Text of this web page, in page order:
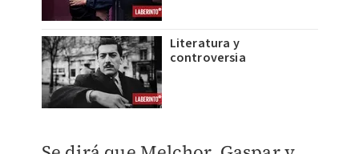
Literatura y
controversia